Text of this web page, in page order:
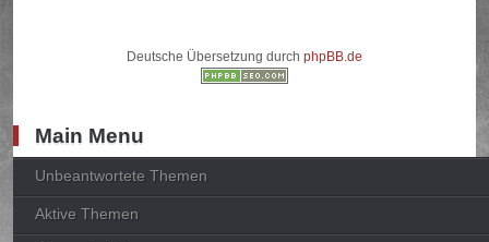
Deutsche Übersetzung durch phpBB.de
Main Menu
Unbeantwortete Themen
Aktive Themen